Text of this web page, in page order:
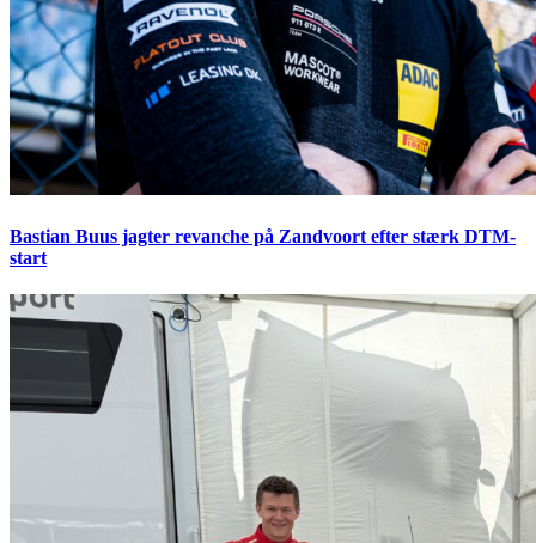
Bastian Buus jagter revanche på Zandvoort efter stærk DTM-
start